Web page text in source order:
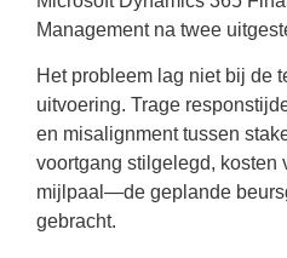
Management na twee
Het probleem lag niet bij de
uitvoering. Trage
en misalignment tussen
voortgang stilgelegd, kosten
mijlpaal—de geplande
gebracht.